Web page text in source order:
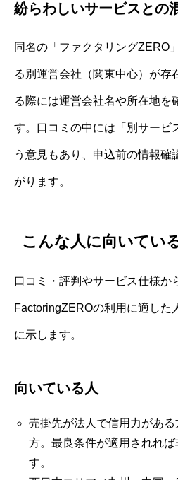
紛らわしいサービスとの
同名の「ファクタリングZERO
る別運営会社（関東中心）が存
る際には運営会社名や所在地を
す。口コミの中には「別サービ
う意見もあり、申込前の情報確
がります。
こんな人に向いてい
口コミ・評判やサービス仕様か
FactoringZEROの利用に適した
に示します。
向いている人
売掛先が法人で信用力があ
方。最良条件が適用されれ
す。